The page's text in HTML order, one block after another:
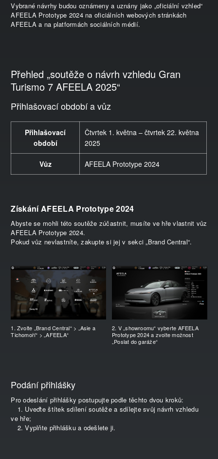
Vybrané návrhy budou oznámeny a uznány jako „oficiální vzhled“
AFEELA Prototype 2024 na oficiálních webových stránkách
AFEELA a na platformách sociálních médií.
Přehled „soutěže o návrh vzhledu Gran
Turismo 7 AFEELA 2025“
Přihlašovací období a vůz
Přihlašovací
období
Čtvrtek 1. května – čtvrtek 22. května
2025
Vůz AFEELA Prototype 2024
Získání AFEELA Prototype 2024
Abyste se mohli této soutěže zúčastnit, musíte ve hře vlastnit vůz
AFEELA Prototype 2024.
Pokud vůz nevlastníte, zakupte si jej v sekci „Brand Central“.
1. Zvolte „Brand Central“ > „Asie a
Tichomoří“ > „AFEELA“
2. V „showroomu“ vyberte AFEELA
Prototype 2024 a zvolte možnost
„Poslat do garáže“
Podání přihlášky
Pro odeslání přihlášky postupujte podle těchto dvou kroků:
1. Uveďte štítek sdílení soutěže a sdílejte svůj návrh vzhledu
ve hře;
2. Vyplňte přihlášku a odešlete ji.